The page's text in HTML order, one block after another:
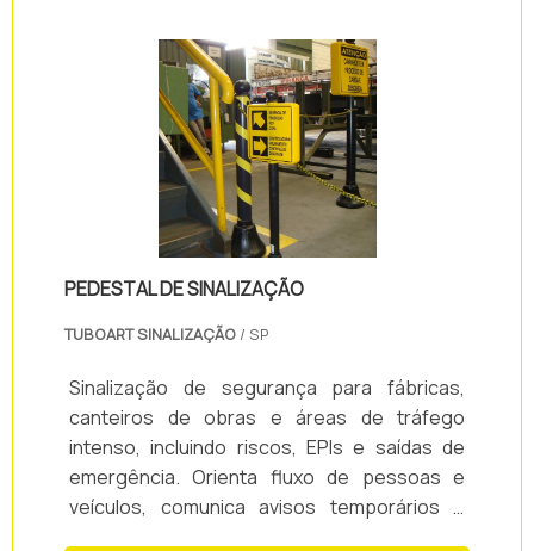
PEDESTAL DE SINALIZAÇÃO
TUBOART SINALIZAÇÃO / SP
Sinalização de segurança para fábricas,
canteiros de obras e áreas de tráfego
intenso, incluindo riscos, EPIs e saídas de
emergência. Orienta fluxo de pessoas e
veículos, comunica avisos temporários e